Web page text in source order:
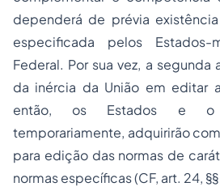
dependerá de prévia
especificada pelos
Federal. Por sua vez, a segunda
da inércia da União em editar
então, os Estados e o
temporariamente, adquirirão
para edição das normas de
normas específicas (CF, art. 24, §§